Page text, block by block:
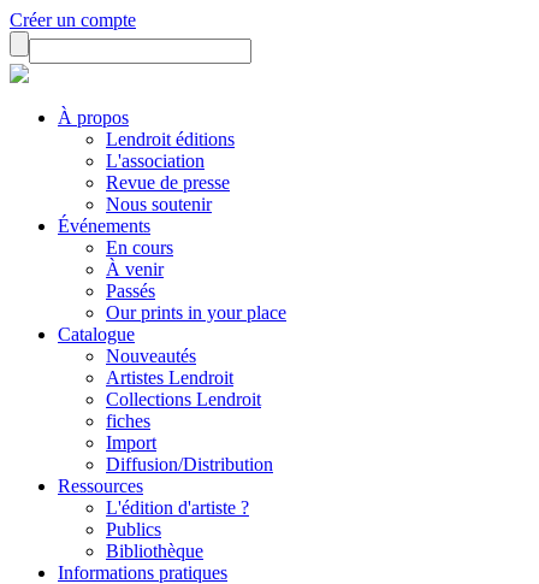
Créer un compte
À propos
Lendroit éditions
L'association
Revue de presse
Nous soutenir
Événements
En cours
À venir
Passés
Our prints in your place
Catalogue
Nouveautés
Artistes Lendroit
Collections Lendroit
fiches
Import
Diffusion/Distribution
Ressources
L'édition d'artiste ?
Publics
Bibliothèque
Informations pratiques